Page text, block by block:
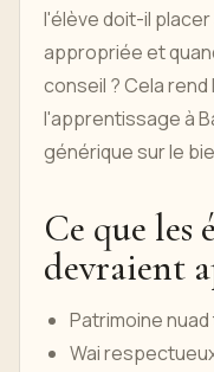
l'élève doit-il
appropriée et
conseil ? Cela
l'apprentissage à
générique sur le
Ce que les
devraient
Patrimoine
Wai